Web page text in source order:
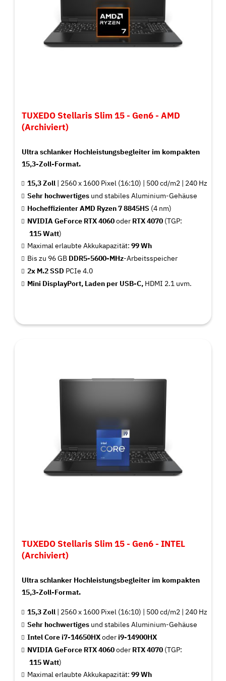
TUXEDO Stellaris Slim 15 - Gen6 - AMD
(Archiviert)
Ultra schlanker Hochleistungsbegleiter im kompakten
15,3-Zoll-Format.
15,3 Zoll | 2560 x 1600 Pixel (16:10) | 500 cd/m2 | 240 Hz
Sehr hochwertiges und stabiles Aluminium-Gehäuse
Hocheffizienter AMD Ryzen 7 8845HS (4 nm)
NVIDIA GeForce RTX 4060oder RTX 4070 (TGP:
115 Watt)
Maximal erlaubte Akkukapazität:99 Wh
Bis zu 96 GB DDR5-5600-MHz-Arbeitsspeicher
2x M.2 SSD PCIe 4.0
Mini DisplayPort, Laden per USB-C, HDMI 2.1 uvm.
TUXEDO Stellaris Slim 15 - Gen6 - INTEL
(Archiviert)
Ultra schlanker Hochleistungsbegleiter im kompakten
15,3-Zoll-Format.
15,3 Zoll | 2560 x 1600 Pixel (16:10) | 500 cd/m2 | 240 Hz
Sehr hochwertiges und stabiles Aluminium-Gehäuse
Intel Core i7-14650HXoderi9-14900HX
NVIDIA GeForce RTX 4060oder RTX 4070 (TGP:
115 Watt)
Maximal erlaubte Akkukapazität:99 Wh